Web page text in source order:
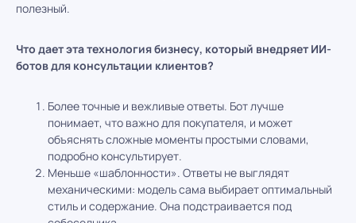
полезный.
Что дает эта технология бизнесу, который внедряет ИИ-
ботов для консультации клиентов?
Более точные и вежливые ответы. Бот лучше
понимает, что важно для покупателя, и может
объяснять сложные моменты простыми словами,
подробно консультирует.
Меньше «шаблонности». Ответы не выглядят
механическими: модель сама выбирает оптимальный
стиль и содержание. Она подстраивается под